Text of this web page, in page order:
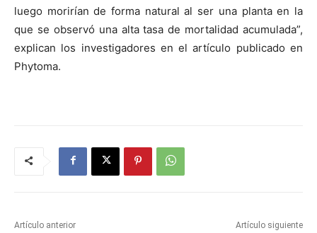
luego morirían de forma natural al ser una planta en la
que se observó una alta tasa de mortalidad acumulada”,
explican los investigadores en el artículo publicado en
Phytoma.
Artículo anterior Artículo siguiente